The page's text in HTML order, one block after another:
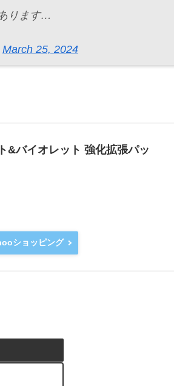
ります…
March 25, 2024
&バイオレット 強化拡張パッ
ショッピング